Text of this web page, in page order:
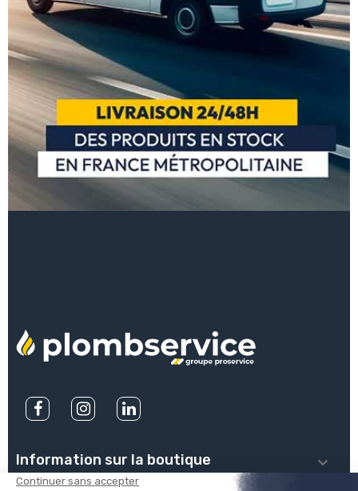
Information sur la boutique 